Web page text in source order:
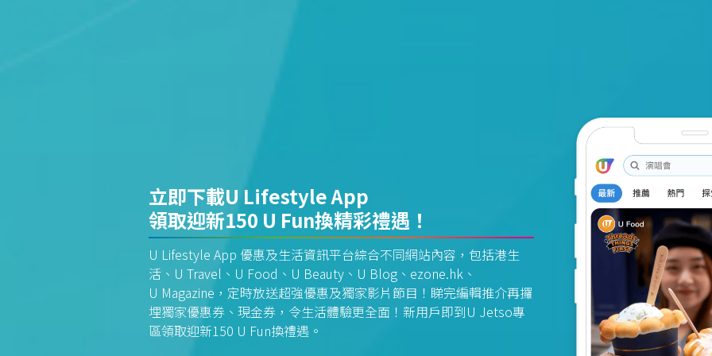
立即下載U Lifestyle App
領取迎新150 U Fun換精彩禮遇！
U Lifestyle App 優惠及生活資訊平台綜合不同網站內容，包括港生
活、U Travel、U Food、U Beauty、U Blog、ezone.hk、
U Magazine，定時放送超強優惠及獨家影片節目！睇完編輯推介再攞
埋獨家優惠券、現金券，令生活體驗更全面！新用戶即到U Jetso專
區領取迎新150 U Fun換禮遇。